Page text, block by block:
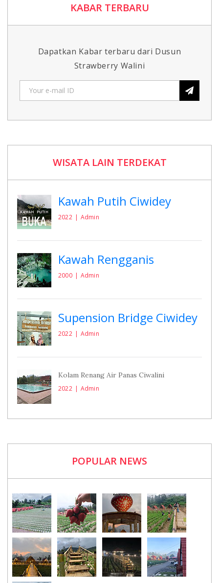
KABAR TERBARU
Dapatkan Kabar terbaru dari Dusun
Strawberry Walini
WISATA LAIN TERDEKAT
Kawah Putih Ciwidey
2022 Admin
Kawah Rengganis
2000 Admin
Supension Bridge Ciwidey
2022 Admin
Kolam Renang Air Panas Ciwalini
2022 Admin
POPULAR NEWS